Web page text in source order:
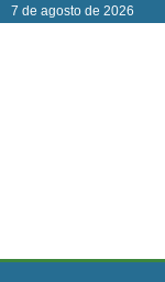
7 de agosto de 2026